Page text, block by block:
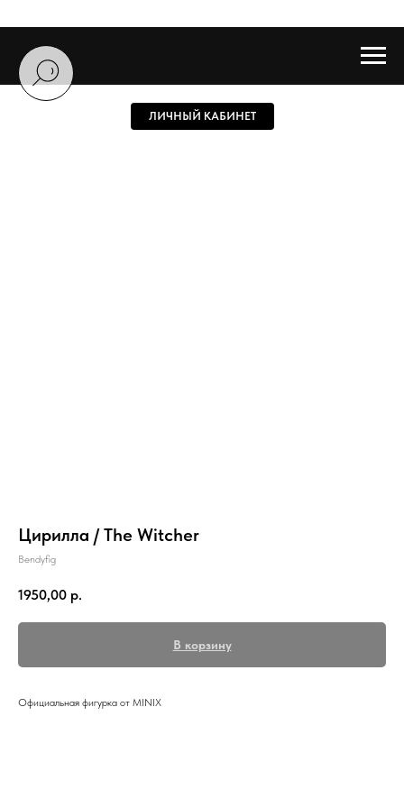
ЛИЧНЫЙ КАБИНЕТ
Цирилла / The Witcher
Bendyfig
1950,00 р.
В корзину
Официальная фигурка от MINIX